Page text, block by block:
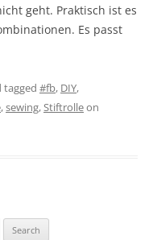
geht. Praktisch ist es
Es passt
tagged #fb, DIY,
,sewing,Stiftrolleon